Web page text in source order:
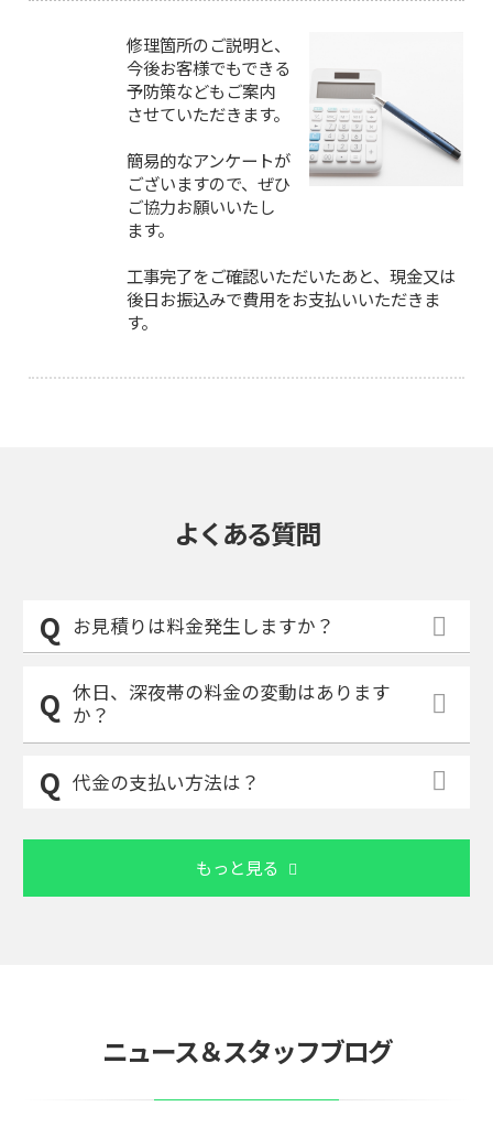
修理箇所のご説明と、
今後お客様でもできる
予防策などもご案内
させていただきます。
簡易的なアンケートが
ございますので、ぜひ
ご協力お願いいたし
ます。
工事完了をご確認いただいたあと、現金又は
後日お振込みで費用をお支払いいただきま
す。
よくある質問
お見積りは料金発生しますか？
休日、深夜帯の料金の変動はあります
か？
代金の支払い方法は？
もっと見る
ニュース＆スタッフブログ